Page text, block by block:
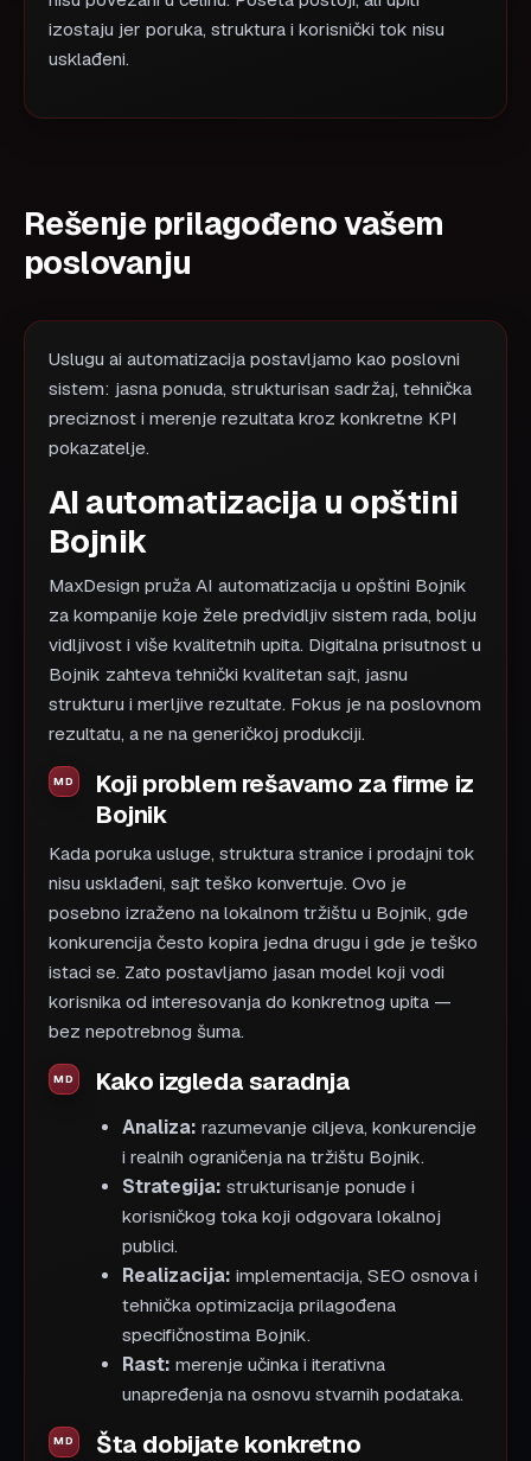
izostaju jer poruka, struktura i korisnički tok nisu
usklađeni.
Rešenje prilagođeno vašem
poslovanju
Uslugu ai automatizacija postavljamo kao poslovni
sistem: jasna ponuda, strukturisan sadržaj, tehnička
preciznost i merenje rezultata kroz konkretne KPI
pokazatelje.
AI automatizacija u opštini
Bojnik
MaxDesign pruža AI automatizacija u opštini Bojnik
za kompanije koje žele predvidljiv sistem rada, bolju
vidljivost i više kvalitetnih upita. Digitalna prisutnost u
Bojnik zahteva tehnički kvalitetan sajt, jasnu
strukturu i merljive rezultate. Fokus je na poslovnom
rezultatu, a ne na generičkoj produkciji.
Koji problem rešavamo za firme iz
Bojnik
Kada poruka usluge, struktura stranice i prodajni tok
nisu usklađeni, sajt teško konvertuje. Ovo je
posebno izraženo na lokalnom tržištu u Bojnik, gde
konkurencija često kopira jedna drugu i gde je teško
istaci se. Zato postavljamo jasan model koji vodi
korisnika od interesovanja do konkretnog upita —
bez nepotrebnog šuma.
Kako izgleda saradnja
Analiza: razumevanje ciljeva, konkurencije
i realnih ograničenja na tržištu Bojnik.
Strategija: strukturisanje ponude i
korisničkog toka koji odgovara lokalnoj
publici.
Realizacija: implementacija, SEO osnova i
tehnička optimizacija prilagođena
specifičnostima Bojnik.
Rast: merenje učinka i iterativna
unapređenja na osnovu stvarnih podataka.
Šta dobijate konkretno